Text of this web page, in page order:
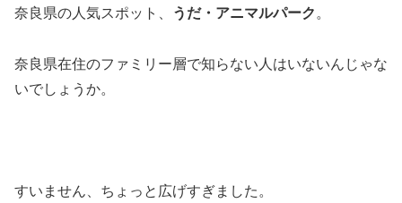
奈良県の人気スポット、 うだ・アニマルパーク 。
奈良県在住のファミリー層で知らない人はいないんじゃな
いでしょうか。
すいません、ちょっと広げすぎました。